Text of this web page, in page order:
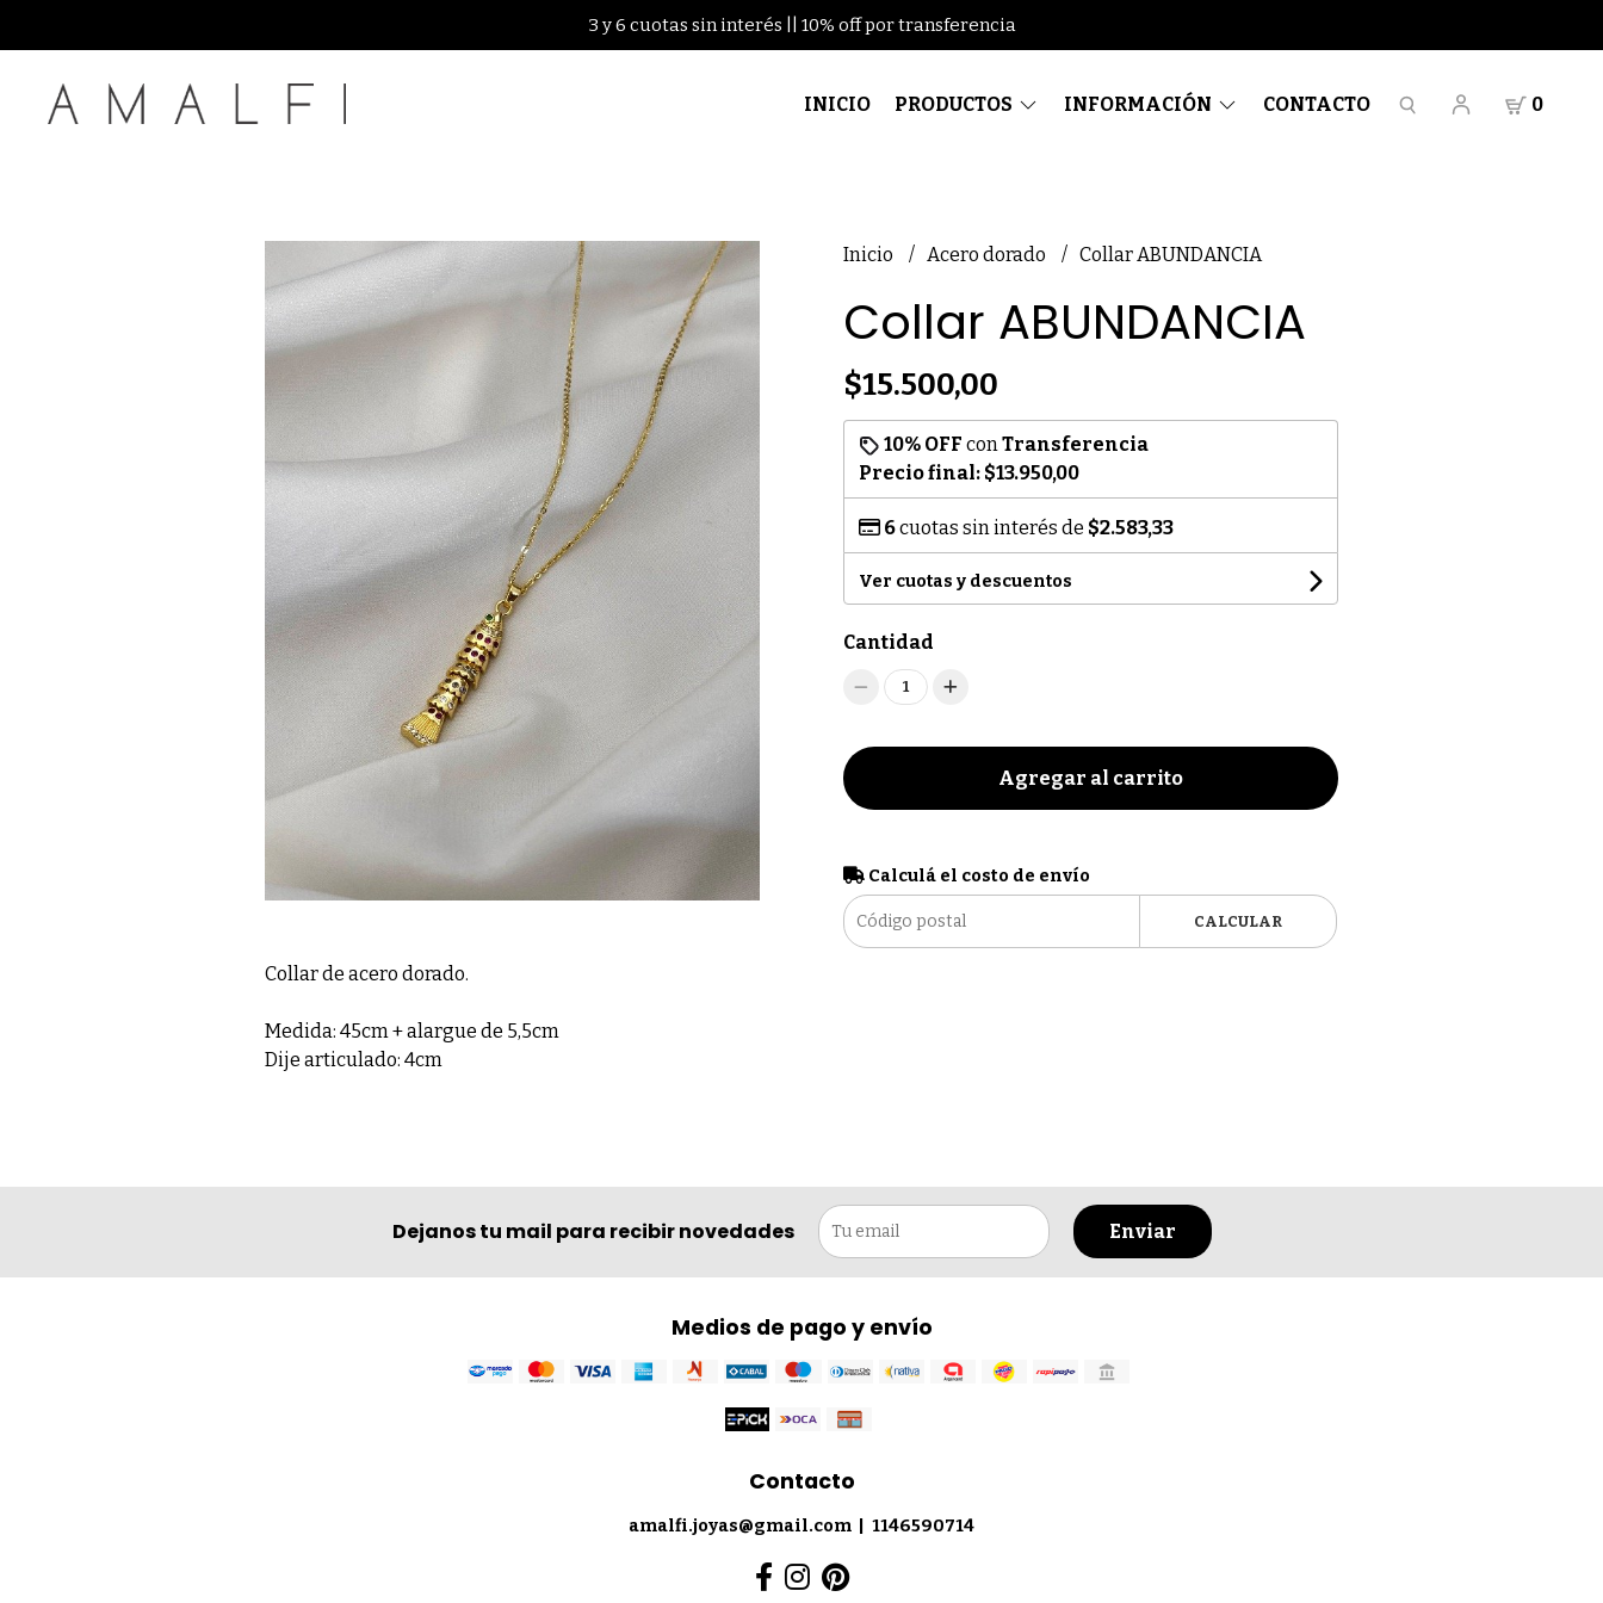
3 y 6 cuotas sin interés || 10% off por transferencia
INICIO PRODUCTOS INFORMACIÓN CONTACTO 0
Collar de acero dorado.
Medida: 45cm + alargue de 5,5cm
Dije articulado: 4cm
Inicio Acero dorado Collar ABUNDANCIA
Collar ABUNDANCIA
$15.500,00
10% OFF conTransferencia
Precio final: $13.950,00
6cuotas sin interés de $2.583,33
Ver cuotas y descuentos
Cantidad
1
Agregar al carrito
Calculá el costo de envío
CALCULAR
Dejanos tu mail para recibir novedades Enviar
Medios de pago y envío
Contacto
amalfi.joyas@gmail.com 1146590714